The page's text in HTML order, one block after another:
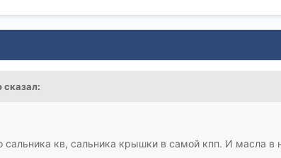
сказал:
сальника кв, сальника крышки в самой кпп. И масла в